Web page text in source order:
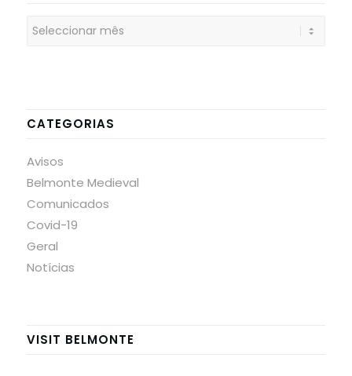
CATEGORIAS
Avisos
Belmonte Medieval
Comunicados
Covid-19
Geral
Notícias
VISIT BELMONTE